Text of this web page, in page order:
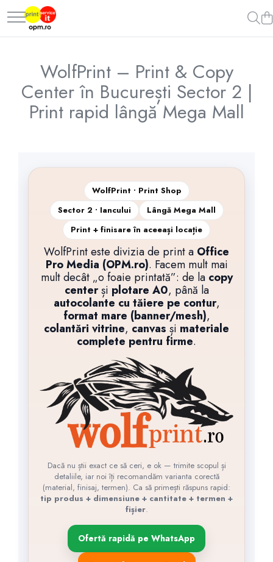
Printare Foto & Digital
Printare fotografii premium
Cărți de Vizită & Identitate Vizuală
Flyere, Pliante & Broșuri
Bannere, rollup-uri & Signalistică
Tablouri Canvas & Produse Personalizate
artistice
Textile Personalizate
personalizate
Echipamente IT si electronice
Laptop & notebook
Monitoare si ecrane
Invitații & Mărturii Personalizate
Servicii Tipografie
WolfPrint – Print & Copy
Center în București Sector 2 |
Print rapid lângă Mega Mall
WolfPrint • Print Shop
Sector 2 • Iancului
Lângă Mega Mall
Print + finisare în aceeași locație
WolfPrint este divizia de print a Office
Pro Media (OPM.ro). Facem mult mai
mult decât „o foaie printată”: de la copy
centerși plotare A0, până la
autocolante cu tăiere pe contur,
format mare (banner/mesh),
colantări vitrine, canvas și materiale
complete pentru firme.
Dacă nu știi exact ce să ceri, e ok — trimite scopul și
detaliile, iar noi îți recomandăm varianta corectă
(material, finisaj, termen). Ca să primești răspuns rapid:
tip produs + dimensiune + cantitate + termen +
fișier.
Ofertă rapidă pe WhatsApp